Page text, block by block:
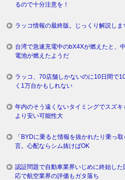
るので十分注意を！
ラッコ情報の最終版。じっくり解説しま
台湾で急速充電中のbX4Xが燃えたと、
電池が燃えたようだ
ラッコ、70店舗しかないのに10日間で
く1万台かもしれない
年内のそう遠くないタイミングでスズ
より安い可能性大
「BYDに乗ると情報を抜かれたり乗っ
言。心配ならシム抜けばOK
認証問題で自動車業界いじめに終始し
応で航空業界の評価もガタ落ち